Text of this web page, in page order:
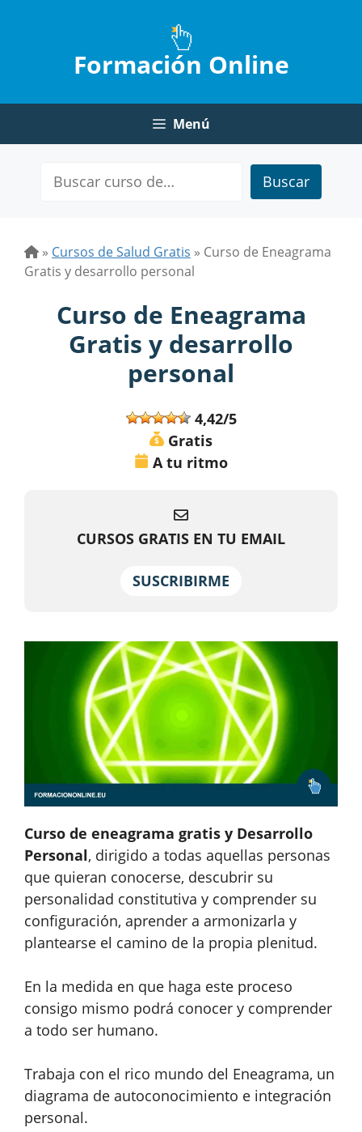
Formación Online
Menú
Buscar
» Cursos de Salud Gratis » Curso de Eneagrama
Gratis y desarrollo personal
Curso de Eneagrama
Gratis y desarrollo
personal
4,42/5
Gratis
A tu ritmo
CURSOS GRATIS EN TU EMAIL
SUSCRIBIRME
Curso de eneagrama gratis y Desarrollo
Personal, dirigido a todas aquellas personas
que quieran conocerse, descubrir su
personalidad constitutiva y comprender su
configuración, aprender a armonizarla y
plantearse el camino de la propia plenitud.
En la medida en que haga este proceso
consigo mismo podrá conocer y comprender
a todo ser humano.
Trabaja con el rico mundo del Eneagrama, un
diagrama de autoconocimiento e integración
personal.